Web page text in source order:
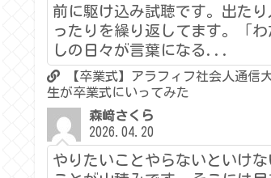
前に駆け込み試聴です。出たり
ったりを繰り返してます。「わ
しの日々が言葉になる...
【卒業式】アラフィフ社会人通信
生が卒業式にいってみた
森﨑さくら
2026.04.20
やりたいことやらないといけな